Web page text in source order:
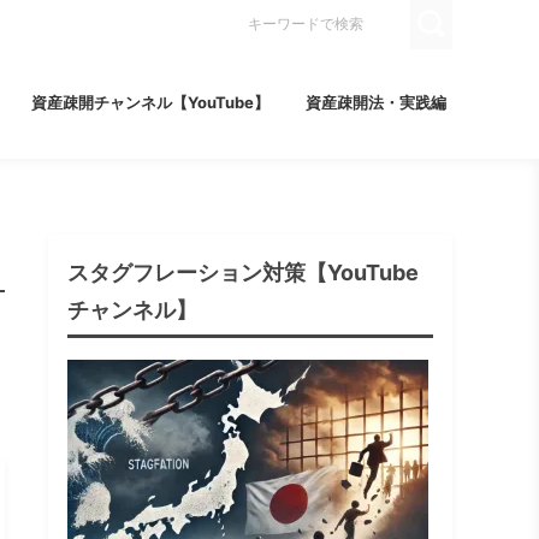
資産疎開チャンネル【YouTube】 資産疎開法・実践編
スタグフレーション対策【YouTube
チャンネル】